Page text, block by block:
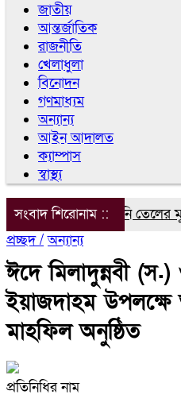
জাতীয়
আন্তর্জাতিক
রাজনীতি
খেলাধুলা
বিনোদন
গণমাধ্যম
অন্যান্য
আইন আদালত
ক্যাম্পাস
স্বাস্থ্য
সংবাদ শিরোনাম ::
গ্যাস ও জ্বালানি তেলের
প্রচ্ছদ / অন্যান্য
ঈদে মিলাদুন্নবী
ইয়াজদাহম
মাহফিল অনুষ্ঠিত
প্রতিনিধির নাম